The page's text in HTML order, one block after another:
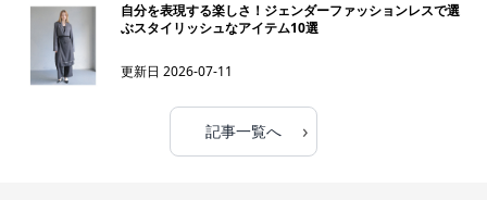
自分を表現する楽しさ！ジェンダーファッションレスで選
ぶスタイリッシュなアイテム10選
更新日2026-07-11
記事一覧へ ›